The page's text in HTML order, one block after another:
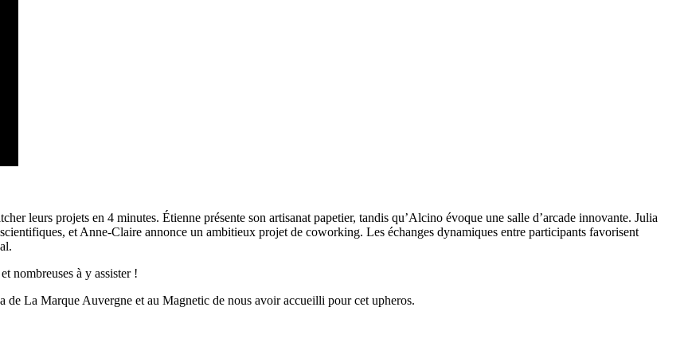
leurs projets en 4 minutes. Étienne présente son artisanat papetier, tandis qu’Alcino évoque une salle d’arcade innovante. Julia
et Anne-Claire annonce un ambitieux projet de coworking. Les échanges dynamiques entre participants favorisent
nombreuses à y assister !
La Marque Auvergne et au Magnetic de nous avoir accueilli pour cet upheros.